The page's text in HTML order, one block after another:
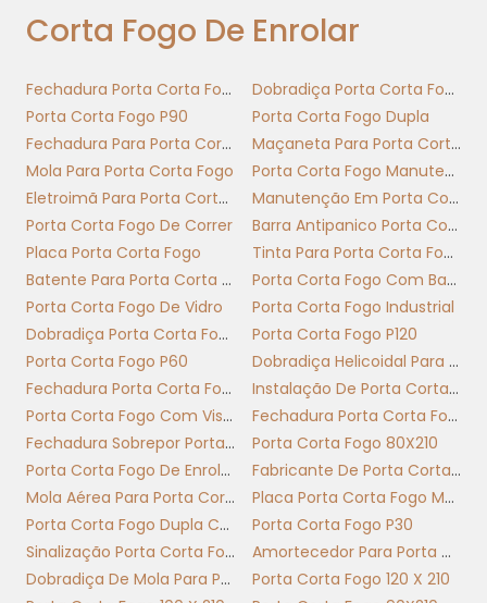
detecção
risco de falha; modelo correto faz diferença
na segurança operacional.
Avalie resistência ao fogo certificada, método
de acionamento e requisitos de manutenção
antes da compra para garantir conformidade
e desempenho disso.
VANTAGENS E
DIFERENCIAIS DA PORTA
CORTA FOGO DE ENROLAR:
SEGURANÇA E
CONFORMIDADE
A porta corta fogo de enrolar combina
proteção ativa e operação rápida, reduzindo
propagação de incêndio em corredores e
saídas. Solução prática para ambientes
industriais e comerciais que exigem
Corta Fogo De Enrolar
Fechadura Porta Corta Fogo
Dobradiça Porta Corta Fogo
Porta Corta Fogo P90
Porta Corta Fogo Dupla
Fechadura Para Porta Corta Fogo Com Chave
Maçaneta Para Porta Corta Fogo
Mola Para Porta Corta Fogo
Porta Corta Fogo Manutenção
Eletroimã Para Porta Corta Fogo
Manutenção Em Porta Corta Fogo
Porta Corta Fogo De Correr
Barra Antipanico Porta Corta Fogo
Placa Porta Corta Fogo
Tinta Para Porta Corta Fogo
Batente Para Porta Corta Fogo
Porta Corta Fogo Com Barra Antipanico
Porta Corta Fogo De Vidro
Porta Corta Fogo Industrial
Dobradiça Porta Corta Fogo Com Mola
Porta Corta Fogo P120
Porta Corta Fogo P60
Dobradiça Helicoidal Para Porta Corta Fogo
Fechadura Porta Corta Fogo Com Barra Antipânico
Instalação De Porta Corta Fogo
Porta Corta Fogo Com Visor
Fechadura Porta Corta Fogo Sem Chave
Fechadura Sobrepor Porta Corta Fogo
Porta Corta Fogo 80X210
Porta Corta Fogo De Enrolar
Fabricante De Porta Corta Fogo
Mola Aérea Para Porta Corta Fogo
Placa Porta Corta Fogo Mantenha Fechada
Porta Corta Fogo Dupla Com Barra Antipanico
Porta Corta Fogo P30
Sinalização Porta Corta Fogo
Amortecedor Para Porta Corta Fogo
Dobradiça De Mola Para Porta Corta Fogo
Porta Corta Fogo 120 X 210